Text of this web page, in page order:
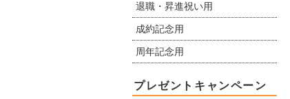
退職・昇進祝い用
成約記念用
周年記念用
プレゼントキャンペーン